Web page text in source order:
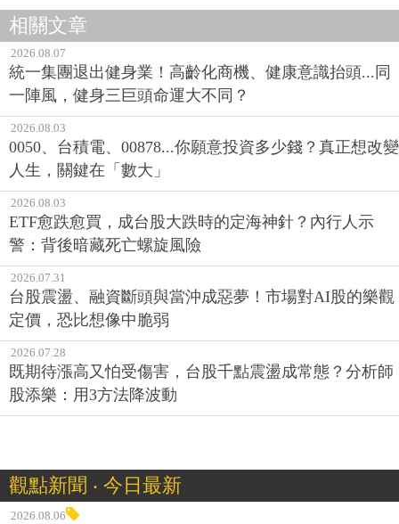
相關文章
2026.08.07
統一集團退出健身業！高齡化商機、健康意識抬頭...同
一陣風，健身三巨頭命運大不同？
2026.08.03
0050、台積電、00878...你願意投資多少錢？真正想改變
人生，關鍵在「數大」
2026.08.03
ETF愈跌愈買，成台股大跌時的定海神針？內行人示
警：背後暗藏死亡螺旋風險
2026.07.31
台股震盪、融資斷頭與當沖成惡夢！市場對AI股的樂觀
定價，恐比想像中脆弱
2026.07.28
既期待漲高又怕受傷害，台股千點震盪成常態？分析師
股添樂：用3方法降波動
觀點新聞 ‧ 今日最新
2026.08.06